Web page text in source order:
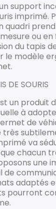
support
imprimé.
quadri
ou
du tapis
le modèle
DE SOURIS
un produit
à
de
va
chacun
une
de
adaptés
pourront